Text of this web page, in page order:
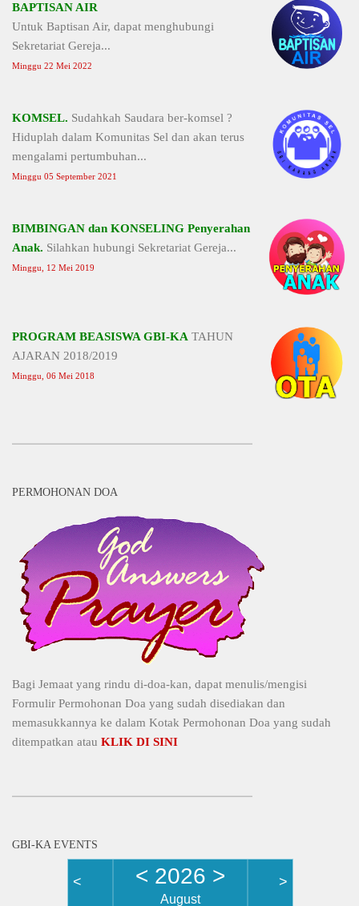
BAPTISAN AIR
Untuk Baptisan Air, dapat menghubungi
Sekretariat Gereja...
Minggu 22 Mei 2022
KOMSEL. Sudahkah Saudara ber-komsel ?
Hiduplah dalam Komunitas Sel dan akan terus
mengalami pertumbuhan...
Minggu 05 September 2021
BIMBINGAN dan KONSELING Penyerahan
Anak. Silahkan hubungi Sekretariat Gereja...
Minggu, 12 Mei 2019
PROGRAM BEASISWA GBI-KA TAHUN
AJARAN 2018/2019
Minggu, 06 Mei 2018
PERMOHONAN DOA
Bagi Jemaat yang rindu di-doa-kan, dapat menulis/mengisi
Formulir Permohonan Doa yang sudah disediakan dan
memasukkannya ke dalam Kotak Permohonan Doa yang sudah
ditempatkan atau KLIK DI SINI
GBI-KA EVENTS
< < 2026 >
August
>